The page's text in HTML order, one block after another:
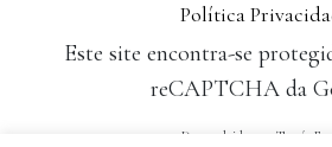
Política
Este site encontra-se
reCAPTCHA da
Desenvolvido por: Tomás